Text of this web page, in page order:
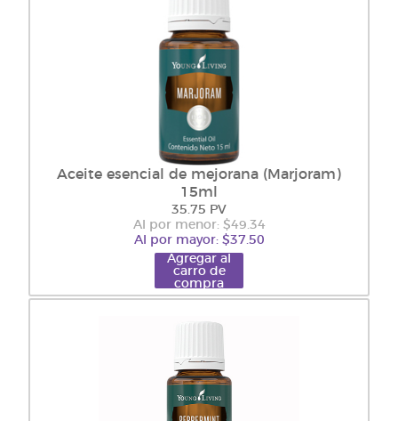
Aceite esencial de mejorana (Marjoram)
15ml
35.75 PV
Al por menor: $49.34
Al por mayor: $37.50
Agregar al
carro de
compra